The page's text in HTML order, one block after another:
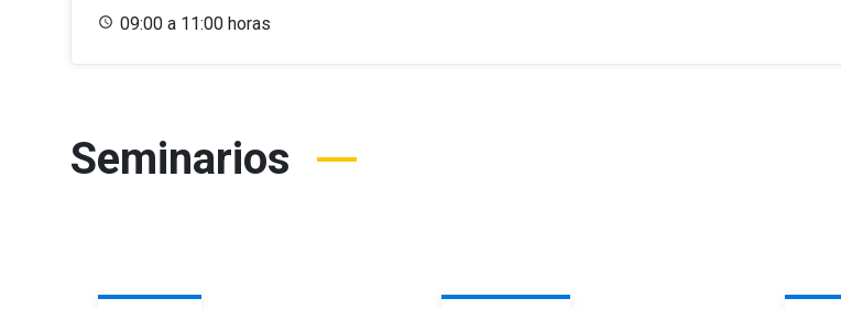
09:00 a 11:00 horas
Seminarios